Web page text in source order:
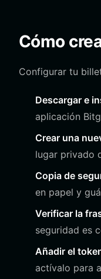
Cómo
Configurar tu
Descargar e
aplicación
Crear una
lugar privado
Copia de
en papel y
Verificar la
seguridad es
Añadir el
actívalo para